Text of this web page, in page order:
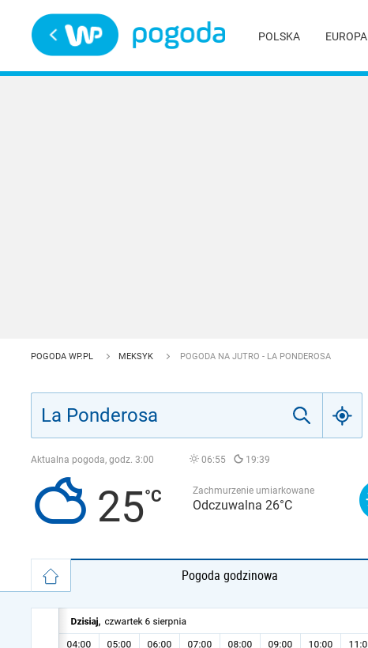
POLSKA EUROPA
POGODA WP.PL MEKSYK POGODA NA JUTRO - LA PONDEROSA
Aktualna pogoda, godz. 3:00 06:55 19:39
25 Zachmurzenie umiarkowane
Odczuwalna 26°C
Pogoda godzinowa